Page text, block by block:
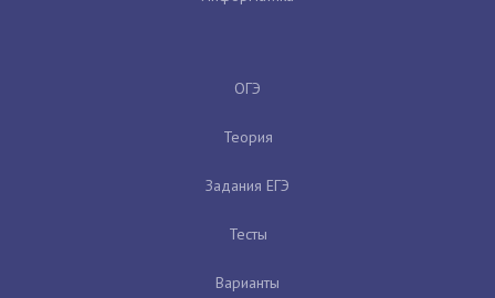
ОГЭ
Теория
Задания ЕГЭ
Тесты
Варианты